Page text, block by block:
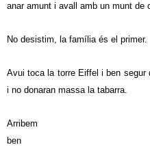
anar amunt i avall amb un munt de
No desistim, la família és el primer.
Avui toca la torre Eiffel i ben segur
i no donaran massa la tabarra.
Arribem
ben